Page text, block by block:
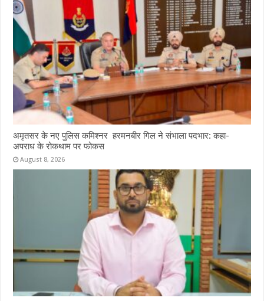
अमृतसर के नए पुलिस कमिश्नर हरमनबीर गिल ने संभाला पदभार: कहा-
अपराध के रोकथाम पर फोकस
August 8, 2026